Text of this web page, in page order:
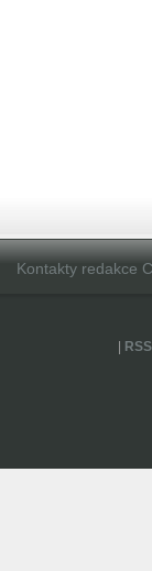
Kontakty redakce
RSS